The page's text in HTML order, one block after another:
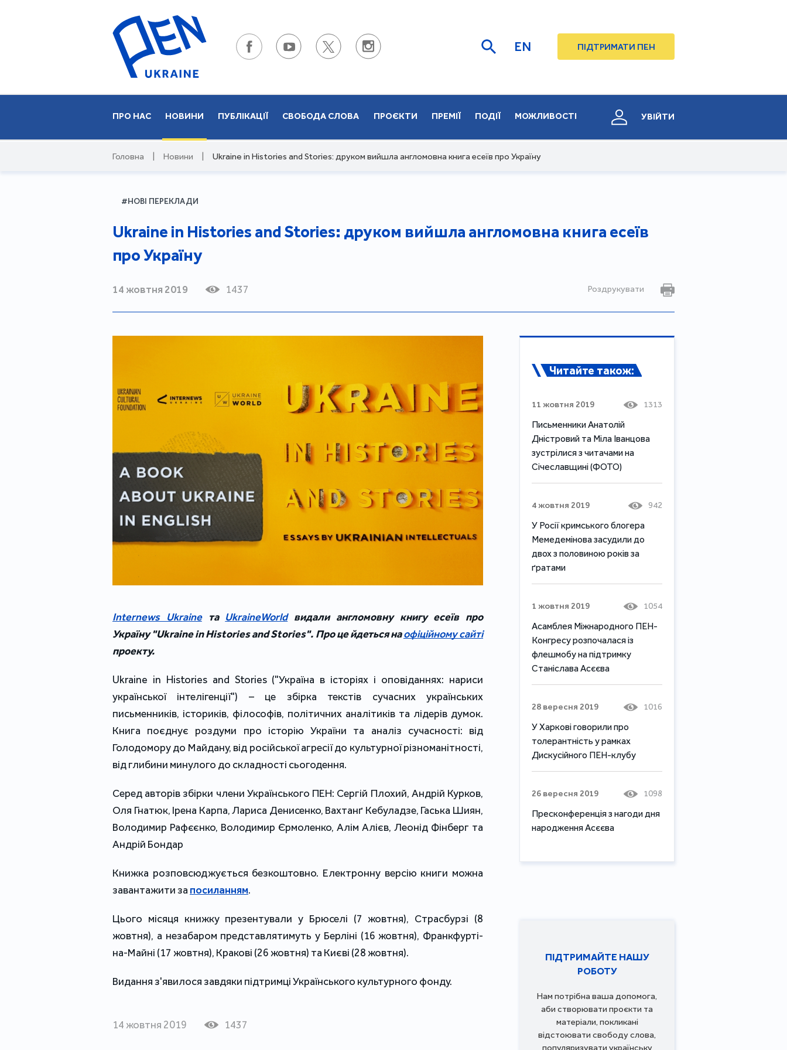
EN ПІДТРИМАТИ ПЕН
ПРО НАС НОВИНИ ПУБЛІКАЦІЇ СВОБОДА СЛОВА ПРОЄКТИ ПРЕМІЇ ПОДІЇ МОЖЛИВОСТІ УВІЙТИ
Головна Новини Ukraine in Histories and Stories: друком вийшла англомовна книга есеїв про Україну
#НОВІ ПЕРЕКЛАДИ
Ukraine in Histories and Stories: друком вийшла англомовна книга есеїв
про Україну
14 жовтня 2019 1437 Роздрукувати
Internews Ukraineта UkraineWorldвидали англомовну книгу есеїв про
Україну "Ukraine in Histories and Stories". Про це йдеться наофіційному сайті
проекту.
Ukraine in Histories and Stories ("Україна в історіях і оповіданнях: нариси
української інтелігенції") – це збірка текстів сучасних українських
письменників, істориків, філософів, політичних аналітиків та лідерів думок.
Книга поєднує роздуми про історію України та аналіз сучасності: від
Голодомору до Майдану, від російської агресії до культурної різноманітності,
від глибини минулого до складності сьогодення.
Серед авторів збірки члени Українського ПЕН: Сергій Плохий, Андрій Курков,
Оля Гнатюк, Ірена Карпа, Лариса Денисенко, Вахтанґ Кебуладзе, Гаська Шиян,
Володимир Рафєєнко, Володимир Єрмоленко, Алім Алієв, Леонід Фінберг та
Андрій Бондар
Книжка розповсюджується безкоштовно. Електронну версію книги можна
завантажити за посиланням.
Цього місяця книжку презентували у Брюселі (7 жовтня), Страсбурзі (8
жовтня), а незабаром представлятимуть у Берліні (16 жовтня), Франкфурті-
на-Майні (17 жовтня), Кракові (26 жовтня) та Києві (28 жовтня).
Видання з'явилося завдяки підтримці Українського культурного фонду.
14 жовтня 2019 1437
Читайте також:
11 жовтня 2019 1313
Письменники Анатолій
Дністровий та Міла Іванцова
зустрілися з читачами на
Січеславщині (ФОТО)
4 жовтня 2019 942
У Росії кримського блогера
Мемедемінова засудили до
двох з половиною років за
ґратами
1 жовтня 2019 1054
Асамблея Міжнародного ПЕН-
Конгресу розпочалася із
флешмобу на підтримку
Станіслава Асєєва
28 вересня 2019 1016
У Харкові говорили про
толерантність у рамках
Дискусійного ПЕН-клубу
26 вересня 2019 1098
Пресконференція з нагоди дня
народження Асєєва
ПІДТРИМАЙТЕ НАШУ
РОБОТУ
Нам потрібна ваша допомога,
аби створювати проєкти та
матеріали, покликані
відстоювати свободу слова,
популяризувати українську